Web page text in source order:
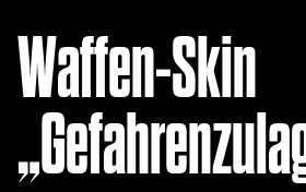
Waffen-Skin